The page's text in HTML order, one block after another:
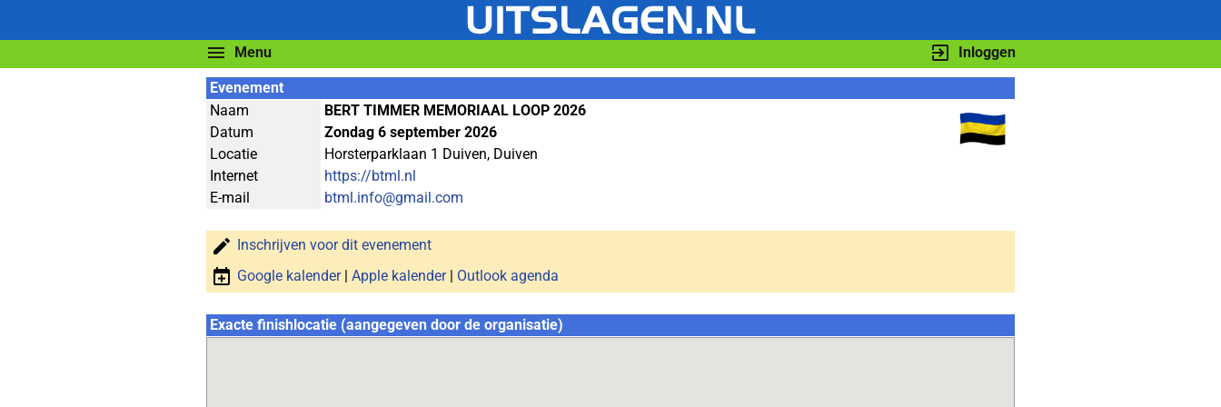
Menu Inloggen
Evenement
Naam
BERT TIMMER MEMORIAAL LOOP 2026
Datum
Zondag 6 september 2026
Locatie
Horsterparklaan 1 Duiven, Duiven
Internet
https://btml.nl
E-mail
btml.info@gmail.com
Inschrijven voor dit evenement
Google kalender| Apple kalender| Outlook agenda
Exacte finishlocatie (aangegeven door de organisatie)